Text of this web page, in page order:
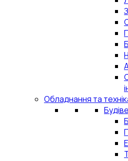
Обладнання та